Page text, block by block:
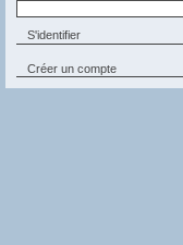
Créer un compte